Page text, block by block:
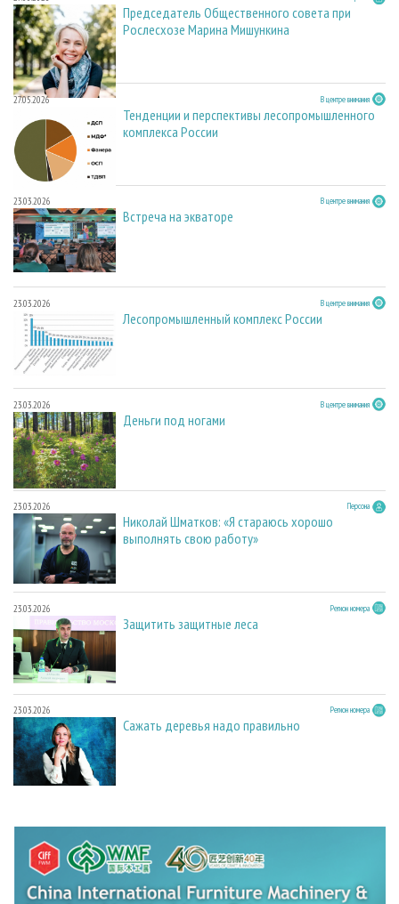
Председатель Общественного совета при
Рослесхозе Марина Мишункина
27.05.2026 В центре внимания
Тенденции и перспективы лесопромышленного
комплекса России
23.03.2026 В центре внимания
Встреча на экваторе
23.03.2026 В центре внимания
Лесопромышленный комплекс России
23.03.2026 В центре внимания
Деньги под ногами
23.03.2026 Персона
Николай Шматков: «Я стараюсь хорошо
выполнять свою работу»
23.03.2026 Регион номера
Защитить защитные леса
23.03.2026 Регион номера
Сажать деревья надо правильно